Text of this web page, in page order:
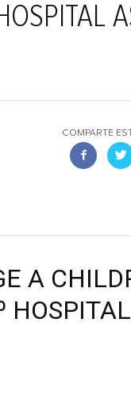
COMPARTE
A
HOSPITAL